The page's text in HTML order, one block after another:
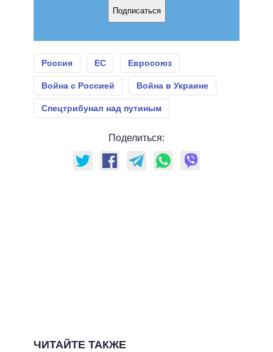
Подписаться
Россия ЕС Евросоюз
Война с Россией Война в Украине
Спецтрибунал над путиным
Поделиться:
ЧИТАЙТЕ ТАКЖЕ